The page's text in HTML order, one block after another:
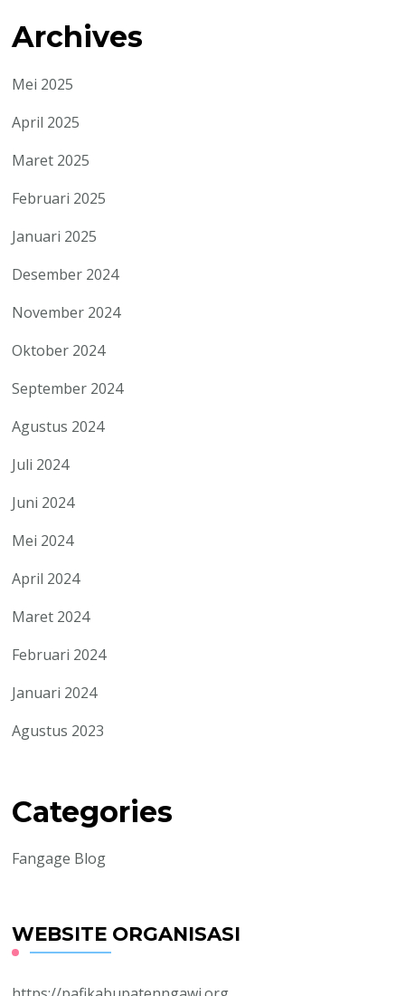
Archives
Mei 2025
April 2025
Maret 2025
Februari 2025
Januari 2025
Desember 2024
November 2024
Oktober 2024
September 2024
Agustus 2024
Juli 2024
Juni 2024
Mei 2024
April 2024
Maret 2024
Februari 2024
Januari 2024
Agustus 2023
Categories
Fangage Blog
WEBSITE ORGANISASI